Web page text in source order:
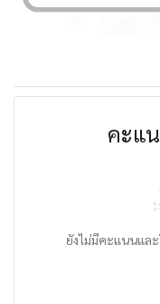
คะแ
ยังไม่มีคะแนนแล